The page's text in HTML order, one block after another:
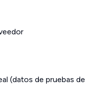
(datos de pruebas de